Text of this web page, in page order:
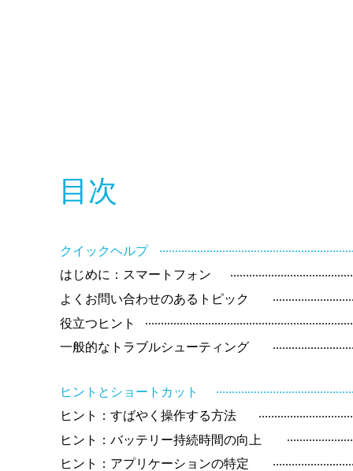
目次
クイックヘルプ
はじめに：スマートフォン
よくお問い合わせのあるトピック
役立つヒント
一般的なトラブルシューティング
ヒントとショートカット
ヒント：すばやく操作する方法
ヒント：バッテリー持続時間の向上
ヒント：アプリケーションの特定